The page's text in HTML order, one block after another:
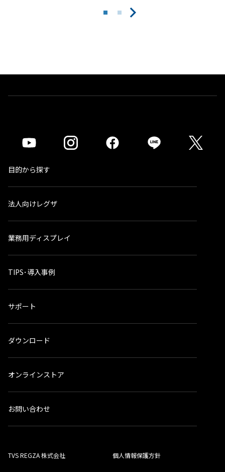
目的から探す
法人向けレグザ
業務用ディスプレイ
TIPS･導入事例
サポート
ダウンロード
オンラインストア
お問い合わせ
TVS REGZA 株式会社 個人情報保護方針